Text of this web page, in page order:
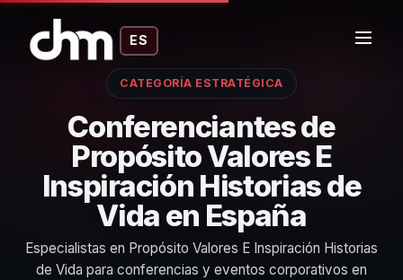
ES
CATEGORÍA ESTRATÉGICA
Conferenciantes de
Propósito Valores E
Inspiración Historias de
Vida en España
Especialistas en Propósito Valores E Inspiración Historias
de Vida para conferencias y eventos corporativos en